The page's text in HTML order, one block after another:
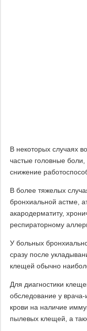
В некоторых случаях
частые головные
снижение
В более тяжелых
бронхиальной астме,
акародерматиту,
респираторному
У больных
сразу после
клещей обычно
Для диагностики
обследование у
крови на наличие
пылевых клещей, а